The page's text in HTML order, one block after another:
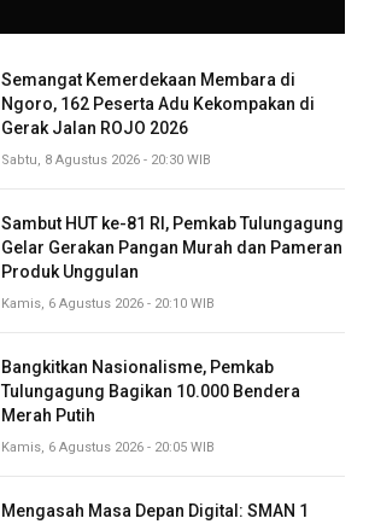
Semangat Kemerdekaan Membara di
Ngoro, 162 Peserta Adu Kekompakan di
Gerak Jalan ROJO 2026
Sabtu, 8 Agustus 2026 - 20:30 WIB
Sambut HUT ke-81 RI, Pemkab Tulungagung
Gelar Gerakan Pangan Murah dan Pameran
Produk Unggulan
Kamis, 6 Agustus 2026 - 20:10 WIB
Bangkitkan Nasionalisme, Pemkab
Tulungagung Bagikan 10.000 Bendera
Merah Putih
Kamis, 6 Agustus 2026 - 20:05 WIB
Mengasah Masa Depan Digital: SMAN 1